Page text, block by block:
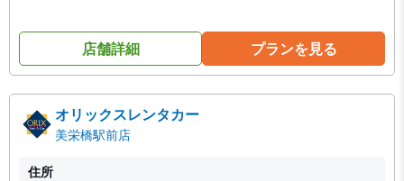
店舗詳細 プランを見る
オリックスレンタカー
美栄橋駅前店
住所